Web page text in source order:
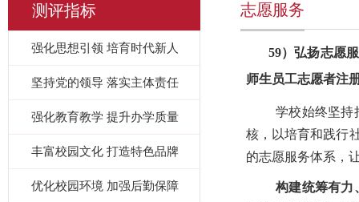
测评指标
强化思想引领 培育时代新人
坚持党的领导 落实主体责任
强化教育教学 提升办学质量
丰富校园文化 打造特色品牌
优化校园环境 加强后勤保障
志愿服务
59）弘扬志愿
师生员工志愿者注
学校始终坚持
核，以培育和践行
的志愿服务体系，
构建统筹有力